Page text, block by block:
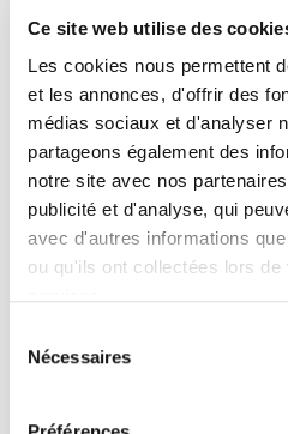
Ce site web utilise des
Les cookies nous permettent
et les annonces, d'offrir des
médias sociaux et d'analyser
partageons également des
notre site avec nos
publicité et d'analyse, qui
avec d'autres informations
ou qu'ils ont collectées lors
Nécessaires
rc::b Google
Ce
rc::c Google
Ce